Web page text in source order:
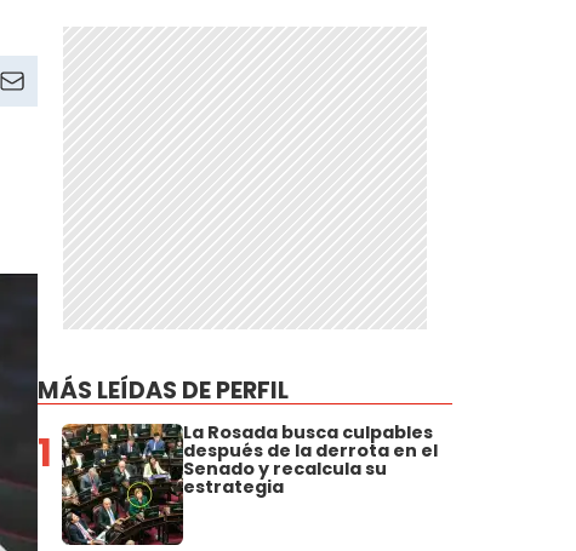
MÁS LEÍDAS DE PERFIL
1 La Rosada busca culpables
después de la derrota en el
Senado y recalcula su
estrategia